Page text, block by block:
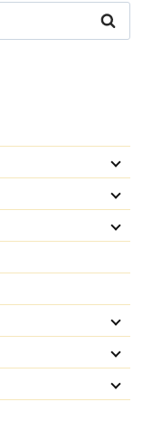
Haku